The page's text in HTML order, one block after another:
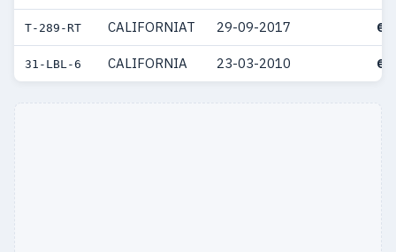
T-289-RT CALIFORNIAT 29-09-2017 €
31-LBL-6 CALIFORNIA 23-03-2010 €